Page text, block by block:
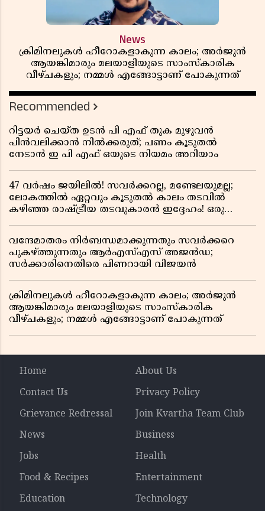
News
ക്രിമിനലുകൾ ഹീറോകളാകുന്ന കാലം; അർജുൻ
ആയങ്കിമാരും മലയാളിയുടെ സാംസ്കാരിക
വീഴ്ചകളും; നമ്മൾ എങ്ങോട്ടാണ് പോകുന്നത്
Recommended
റിട്ടയർ ചെയ്ത ഉടൻ പി എഫ് തുക മുഴുവൻ
പിൻവലിക്കാൻ നിൽക്കരുത്; പണം കൂടുതൽ
നേടാൻ ഇ പി എഫ് ഒയുടെ നിയമം അറിയാം
47 വർഷം ജയിലിൽ! സവർക്കറല്ല, മണ്ടേലയുമല്ല;
ലോകത്തിൽ ഏറ്റവും കൂടുതൽ കാലം തടവിൽ
കഴിഞ്ഞ രാഷ്ട്രീയ തടവുകാരൻ ഇദ്ദേഹം! ഒരു
വന്ദേമാതരം നിർബന്ധമാക്കുന്നതും സവർക്കറെ
പുകഴ്ത്തുന്നതും ആർഎസ്എസ് അജൻഡ;
സർക്കാരിനെതിരെ പിണറായി വിജയൻ
ക്രിമിനലുകൾ ഹീറോകളാകുന്ന കാലം; അർജുൻ
ആയങ്കിമാരും മലയാളിയുടെ സാംസ്കാരിക
വീഴ്ചകളും; നമ്മൾ എങ്ങോട്ടാണ് പോകുന്നത്
Home
About Us
Contact Us
Privacy Policy
Grievance Redressal
Join Kvartha Team Club
News
Business
Jobs
Health
Food & Recipes
Entertainment
Education
Technology